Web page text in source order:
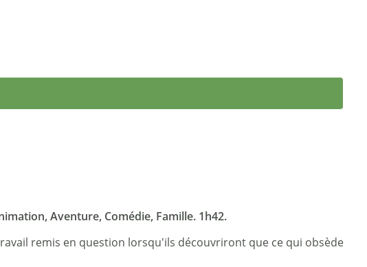
Aventure, Comédie, Famille. 1h42.
remis en question lorsqu'ils découvriront que ce qui obsède